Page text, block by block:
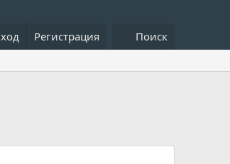
Регистрация Поиск